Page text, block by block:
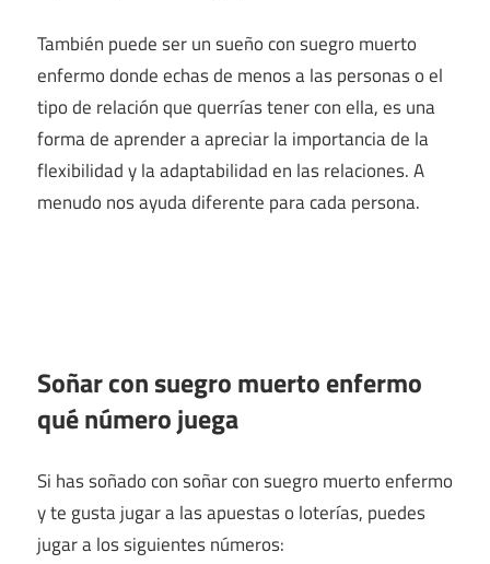
También puede ser un sueño con suegro muerto
enfermo donde echas de menos a las personas o el
tipo de relación que querrías tener con ella, es una
forma de aprender a apreciar la importancia de la
flexibilidad y la adaptabilidad en las relaciones. A
menudo nos ayuda diferente para cada persona.
Soñar con suegro muerto enfermo
qué número juega
Si has soñado con soñar con suegro muerto enfermo
y te gusta jugar a las apuestas o loterías, puedes
jugar a los siguientes números: